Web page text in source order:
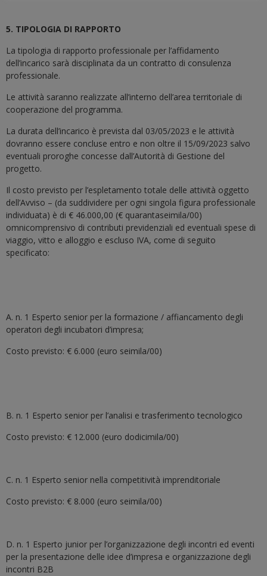
5. TIPOLOGIA DI RAPPORTO
La tipologia di rapporto professionale per l’affidamento
dell’incarico sarà disciplinata da un contratto di consulenza
professionale.
Le attività saranno realizzate all’interno dell’area territoriale di
cooperazione del programma.
La durata dell’incarico è prevista dal 03/05/2023 e le attività
dovranno essere concluse entro e non oltre il 15/09/2023 salvo
eventuali proroghe concesse dall’Autorità di Gestione del
progetto.
Il costo previsto per l’espletamento totale delle attività oggetto
dell’Avviso – (da suddividere per ogni singola figura professionale
individuata) è di € 46.000,00 (€ quarantaseimila/00)
omnicomprensivo di contributi previdenziali ed eventuali spese di
viaggio, vitto e alloggio e escluso IVA, come di seguito
specificato:
A. n. 1 Esperto senior per la formazione / affiancamento degli
operatori degli incubatori d’impresa;
Costo previsto: € 6.000 (euro seimila/00)
B. n. 1 Esperto senior per l’analisi e trasferimento tecnologico
Costo previsto: € 12.000 (euro dodicimila/00)
C. n. 1 Esperto senior nella competitività imprenditoriale
Costo previsto: € 8.000 (euro seimila/00)
D. n. 1 Esperto junior per l’organizzazione degli incontri ed eventi
per la presentazione delle idee d’impresa e organizzazione degli
incontri B2B